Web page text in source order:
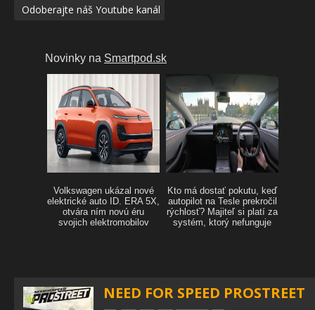
Odoberajte náš Youtube kanál
NEED FOR SPEED PROSTREET